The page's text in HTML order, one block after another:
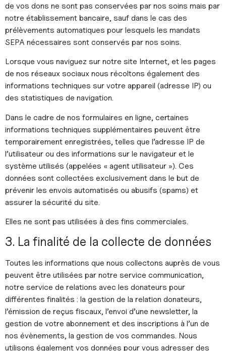
de vos dons ne sont pas conservées par nos soins mais par
notre établissement bancaire, sauf dans le cas des
prélèvements automatiques pour lesquels les mandats
SEPA nécessaires sont conservés par nos soins.
Lorsque vous naviguez sur notre site Internet, et les pages
de nos réseaux sociaux nous récoltons également des
informations techniques sur votre appareil (adresse IP) ou
des statistiques de navigation.
Dans le cadre de nos formulaires en ligne, certaines
informations techniques supplémentaires peuvent être
temporairement enregistrées, telles que l’adresse IP de
l’utilisateur ou des informations sur le navigateur et le
système utilisés (appelées « agent utilisateur »). Ces
données sont collectées exclusivement dans le but de
prévenir les envois automatisés ou abusifs (spams) et
assurer la sécurité du site.
Elles ne sont pas utilisées à des fins commerciales.
3. La finalité de la collecte de données
Toutes les informations que nous collectons auprès de vous
peuvent être utilisées par notre service communication,
notre service de relations avec les donateurs pour
différentes finalités : la gestion de la relation donateurs,
l’émission de reçus fiscaux, l’envoi d’une newsletter, la
gestion de votre abonnement et des inscriptions à l’un de
nos évènements, la gestion de vos commandes. Nous
utilisons également vos données pour vous adresser des